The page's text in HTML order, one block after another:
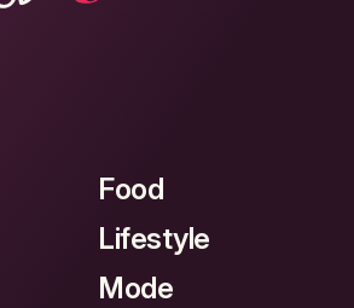
Food
Lifestyle
Mode